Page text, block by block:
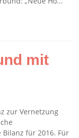
mit
zur Vernetzung
für 2016. Für